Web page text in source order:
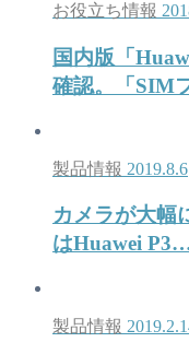
お役立ち情報
国内版「
確認。「SIM
製品情報 2019.8.6
カメラが大幅
はHuawei
製品情報